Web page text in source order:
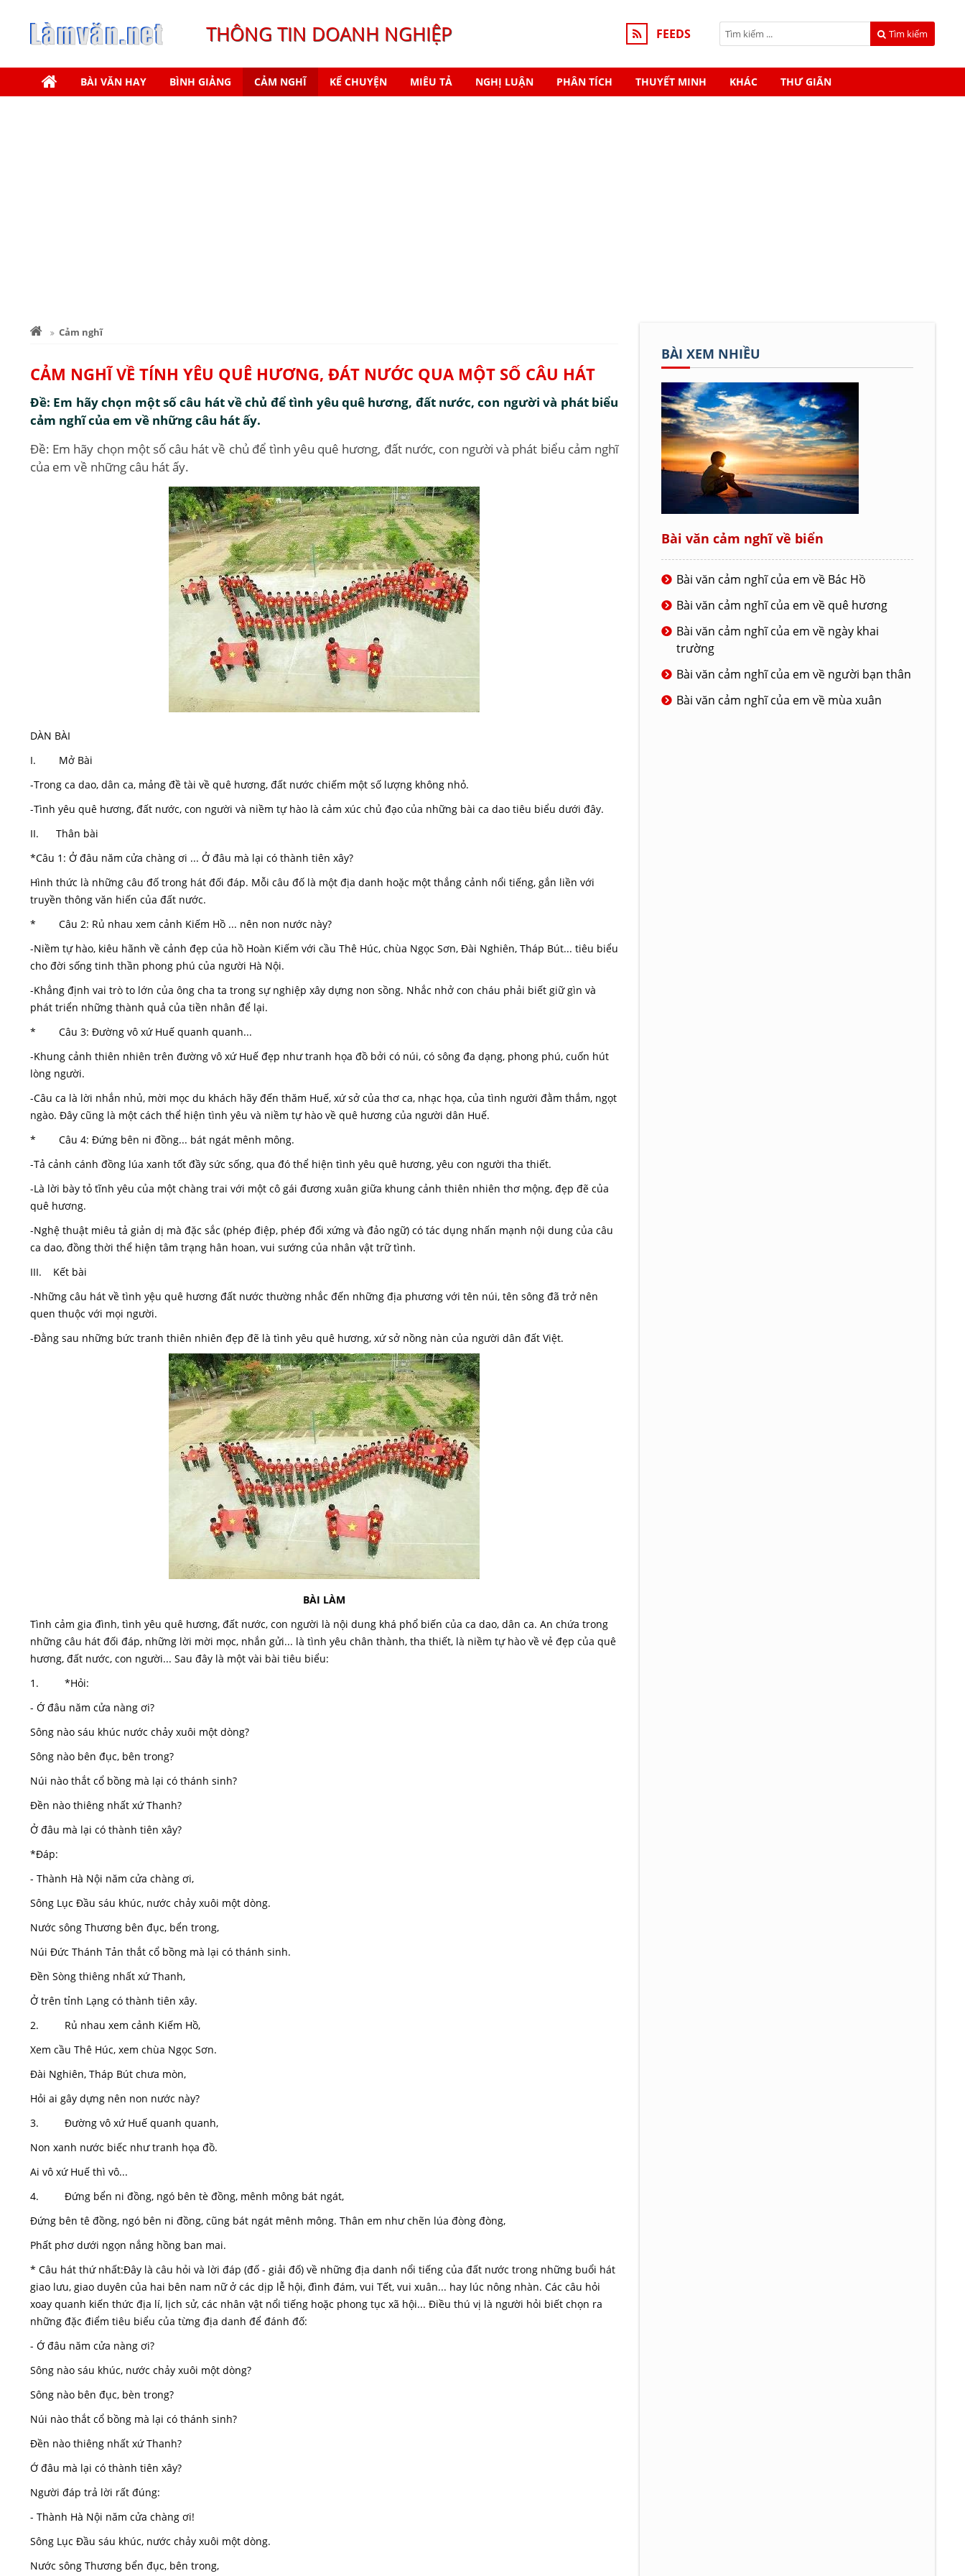
THÔNG TIN DOANH NGHIỆP FEEDS Tìm kiếm
BÀI VĂN HAY BÌNH GIẢNG CẢM NGHĨ KỂ CHUYỆN MIÊU TẢ NGHỊ LUẬN PHÂN TÍCH THUYẾT MINH KHÁC THƯ GIÃN
Cảm nghĩ
CẢM NGHĨ VỀ TÍNH YÊU QUÊ HƯƠNG, ĐÁT NƯỚC QUA MỘT SỐ CÂU HÁT
Đề: Em hãy chọn một số câu hát về chủ để tình yêu quê hương, đất nước, con người và phát biểu
cảm nghĩ của em về những câu hát ấy.
Đề: Em hãy chọn một số câu hát về chủ để tình yêu quê hương, đất nước, con người và phát biểu cảm nghĩ
của em về những câu hát ấy.
DÀN BÀI
I. Mở Bài
-Trong ca dao, dân ca, mảng đề tài về quê hương, đất nước chiếm một số lượng không nhỏ.
-Tình yêu quê hương, đất nước, con người và niềm tự hào là cảm xúc chủ đạo của những bài ca dao tiêu biểu dưới đây.
II. Thân bài
*Câu 1: Ở đâu năm cửa chàng ơi ... Ở đâu mà lại có thành tiên xây?
Hình thức là những câu đố trong hát đối đáp. Mỗi câu đố là một địa danh hoặc một thắng cảnh nổi tiếng, gắn liền với
truyền thông văn hiến của đất nước.
* Câu 2: Rủ nhau xem cảnh Kiếm Hồ ... nên non nước này?
-Niềm tự hào, kiêu hãnh về cảnh đẹp của hồ Hoàn Kiếm với cầu Thê Húc, chùa Ngọc Sơn, Đài Nghiên, Tháp Bút... tiêu biểu
cho đời sống tinh thần phong phú của người Hà Nội.
-Khẳng định vai trò to lớn của ông cha ta trong sự nghiệp xây dựng non sồng. Nhắc nhở con cháu phải biết giữ gìn và
phát triển những thành quả của tiền nhân để lại.
* Câu 3: Đường vô xứ Huế quanh quanh...
-Khung cảnh thiên nhiên trên đường vô xứ Huế đẹp như tranh họa đồ bởi có núi, có sông đa dạng, phong phú, cuốn hút
lòng người.
-Câu ca là lời nhắn nhủ, mời mọc du khách hãy đến thăm Huế, xứ sở của thơ ca, nhạc họa, của tình người đằm thắm, ngọt
ngào. Đây cũng là một cách thể hiện tình yêu và niềm tự hào về quê hương của người dân Huế.
* Câu 4: Đứng bên ni đồng... bát ngát mênh mông.
-Tả cảnh cánh đồng lúa xanh tốt đầy sức sống, qua đó thể hiện tình yêu quê hương, yêu con người tha thiết.
-Là lời bày tỏ tĩnh yêu của một chàng trai với một cô gái đương xuân giữa khung cảnh thiên nhiên thơ mộng, đẹp đẽ của
quê hương.
-Nghệ thuật miêu tả giản dị mà đặc sắc (phép điệp, phép đối xứng và đảo ngữ) có tác dụng nhấn mạnh nội dung của câu
ca dao, đồng thời thể hiện tâm trạng hân hoan, vui sướng của nhân vật trữ tình.
III. Kết bài
-Những câu hát về tình yệu quê hương đất nước thường nhắc đến những địa phương với tên núi, tên sông đã trở nên
quen thuộc với mọi người.
-Đằng sau những bức tranh thiên nhiên đẹp đẽ là tình yêu quê hương, xứ sở nồng nàn của người dân đất Việt.
BÀI LÀM
Tình cảm gia đình, tình yêu quê hương, đất nước, con người là nội dung khá phổ biến của ca dao, dân ca. An chứa trong
những câu hát đối đáp, những lời mời mọc, nhắn gửi... là tình yêu chân thành, tha thiết, là niềm tự hào về vẻ đẹp của quê
hương, đất nước, con người... Sau đây là một vài bài tiêu biểu:
1. *Hỏi:
- Ớ đâu năm cửa nàng ơi?
Sông nào sáu khúc nước chảy xuôi một dòng?
Sông nào bên đục, bên trong?
Núi nào thắt cổ bồng mà lại có thánh sinh?
Đền nào thiêng nhất xứ Thanh?
Ở đâu mà lại có thành tiên xây?
*Đáp:
- Thành Hà Nội năm cửa chàng ơi,
Sông Lục Đầu sáu khúc, nước chảy xuôi một dòng.
Nước sông Thương bên đục, bển trong,
Núi Đức Thánh Tản thắt cổ bồng mà lại có thánh sinh.
Đền Sòng thiêng nhất xứ Thanh,
Ở trên tỉnh Lạng có thành tiên xây.
2. Rủ nhau xem cảnh Kiếm Hồ,
Xem cầu Thê Húc, xem chùa Ngọc Sơn.
Đài Nghiên, Tháp Bút chưa mòn,
Hỏi ai gây dựng nên non nước này?
3. Đường vô xứ Huế quanh quanh,
Non xanh nước biếc như tranh họa đồ.
Ai vô xứ Huế thì vô...
4. Đứng bển ni đồng, ngó bên tè đồng, mênh mông bát ngát,
Đứng bên tê đồng, ngó bên ni đồng, cũng bát ngát mênh mông. Thân em như chẽn lúa đòng đòng,
Phất phơ dưới ngọn nắng hồng ban mai.
* Câu hát thứ nhất:Đây là câu hỏi và lời đáp (đố - giải đố) về những địa danh nổi tiếng của đất nước trong những buổi hát
giao lưu, giao duyên của hai bên nam nữ ở các dịp lễ hội, đình đám, vui Tết, vui xuân... hay lúc nông nhàn. Các câu hỏi
xoay quanh kiến thức địa lí, lịch sử, các nhân vật nổi tiếng hoặc phong tục xã hội... Điều thú vị là người hỏi biết chọn ra
những đặc điểm tiêu biểu của từng địa danh để đánh đố:
- Ớ đâu năm cửa nàng ơi?
Sông nào sáu khúc, nước chảy xuôi một dòng?
Sông nào bên đục, bèn trong?
Núi nào thắt cổ bồng mà lại có thánh sinh?
Đền nào thiêng nhất xứ Thanh?
Ớ đâu mà lại có thành tiên xây?
Người đáp trả lời rất đúng:
- Thành Hà Nội năm cửa chàng ơi!
Sông Lục Đầu sáu khúc, nước chảy xuôi một dòng.
Nước sông Thương bển đục, bên trong,
BÀI XEM NHIỀU
Bài văn cảm nghĩ về biển
Bài văn cảm nghĩ của em về Bác Hồ
Bài văn cảm nghĩ của em về quê hương
Bài văn cảm nghĩ của em về ngày khai
trường
Bài văn cảm nghĩ của em về người bạn thân
Bài văn cảm nghĩ của em về mùa xuân